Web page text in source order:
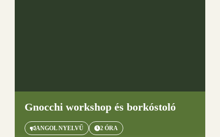
Gnocchi workshop és borkóstoló
ANGOL NYELVŰ 2 ÓRA